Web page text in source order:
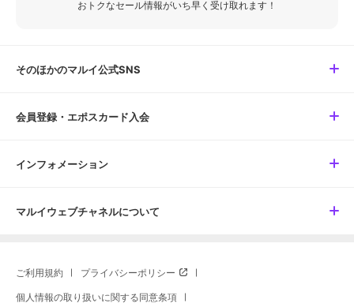
おトクなセール情報がいち早く受け取れます！
そのほかのマルイ公式SNS
会員登録・エポスカード入会
インフォメーション
マルイウェブチャネルについて
ご利用規約 プライバシーポリシー
個人情報の取り扱いに関する同意条項